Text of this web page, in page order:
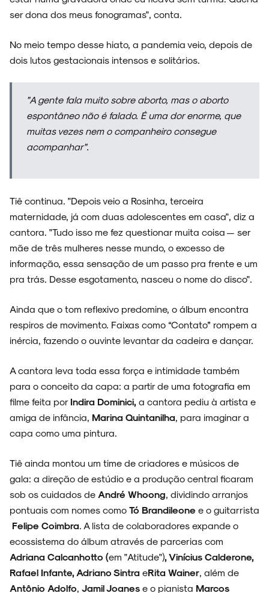
ser dona dos meus fonogramas", conta.
No meio tempo desse hiato, a pandemia veio, depois de
dois lutos gestacionais intensos e solitários.
"A gente fala muito sobre aborto, mas o aborto
espontâneo não é falado. É uma dor enorme, que
muitas vezes nem o companheiro consegue
acompanhar".
Tiê continua. "Depois veio a Rosinha, terceira
maternidade, já com duas adolescentes em casa", diz a
cantora. "Tudo isso me fez questionar muita coisa — ser
mãe de três mulheres nesse mundo, o excesso de
informação, essa sensação de um passo pra frente e um
pra trás. Desse esgotamento, nasceu o nome do disco".
Ainda que o tom reflexivo predomine, o álbum encontra
respiros de movimento. Faixas como “Contato” rompem a
inércia, fazendo o ouvinte levantar da cadeira e dançar.
A cantora leva toda essa força e intimidade também
para o conceito da capa: a partir de uma fotografia em
filme feita por Indira Dominici, a cantora pediu à artista e
amiga de infância, Marina Quintanilha, para imaginar a
capa como uma pintura.
Tiê ainda montou um time de criadores e músicos de
gala: a direção de estúdio e a produção central ficaram
sob os cuidados de André Whoong, dividindo arranjos
pontuais com nomes como Tó Brandileone e o guitarrista
Felipe Coimbra. A lista de colaboradores expande o
ecossistema do álbum através de parcerias com
Adriana Calcanhotto (em "Atitude"), Vinícius Calderone,
Rafael Infante, Adriano Sintra eRita Wainer, além de
Antônio Adolfo, Jamil Joanes e o pianista Marcos